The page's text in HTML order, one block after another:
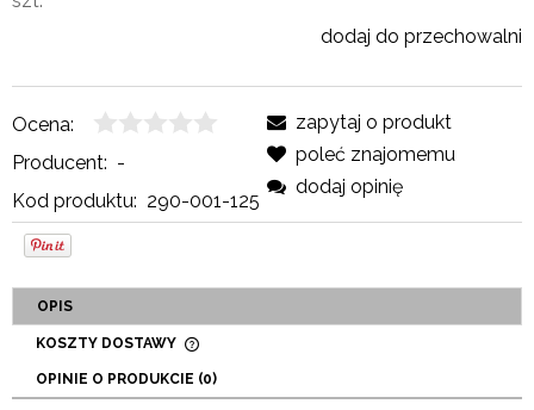
dodaj do przechowalni
Ocena:
Producent: -
Kod produktu: 290-001-125
zapytaj o produkt
poleć znajomemu
dodaj opinię
OPIS
KOSZTY DOSTAWY
PŁATNOŚCI
OPINIE O PRODUKCIE (0)